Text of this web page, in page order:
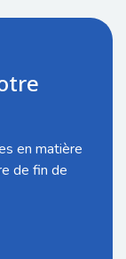
en matière
de fin de